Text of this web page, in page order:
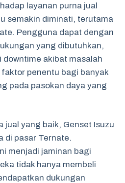
layanan purna jual
semakin diminati, terutama
Pengguna dapat dengan
yang dibutuhkan,
akibat masalah
penentu bagi banyak
pada pasokan daya yang
jual yang baik, Genset Isuzu
di pasar Ternate.
menjadi jaminan bagi
tidak hanya membeli
dukungan